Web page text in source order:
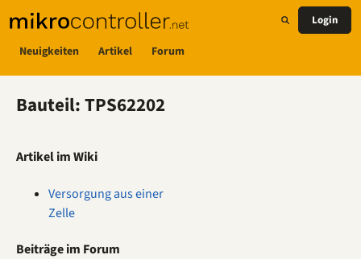
Neuigkeiten Artikel Forum
Login
Bauteil: TPS62202
Artikel im Wiki
Versorgung aus einer
Zelle
Beiträge im Forum